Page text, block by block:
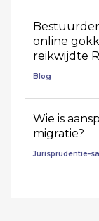
online
reikwijdte
Blog
Wie is
migratie?
Jurisprudentie-